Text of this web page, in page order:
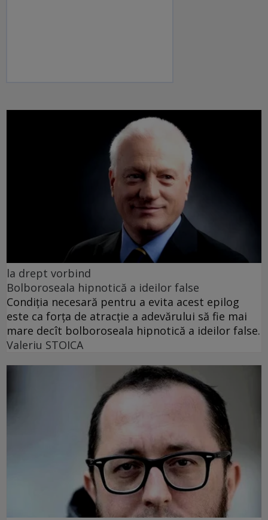
la drept vorbind
Bolboroseala hipnotică a ideilor false
Condiția necesară pentru a evita acest epilog
este ca forța de atracție a adevărului să fie mai
mare decît bolboroseala hipnotică a ideilor false.
Valeriu STOICA